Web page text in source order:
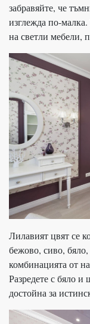
забравяйте, че
изглежда по-малка.
на светли мебели,
Лилавият цвят се
бежово, сиво,
комбинацията от
Разредете с бяло и
достойна за